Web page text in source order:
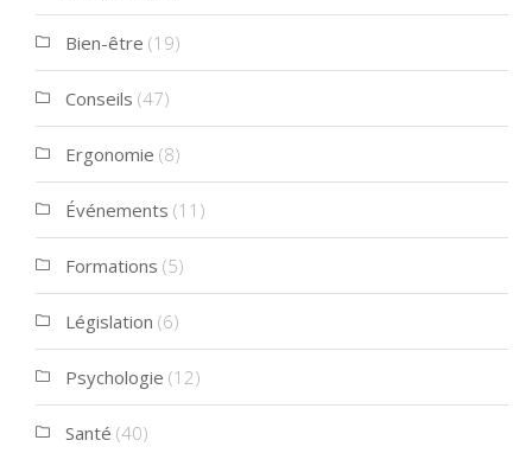
Bien-être (19)
Conseils (47)
Ergonomie (8)
Événements (11)
Formations (5)
Législation (6)
Psychologie (12)
Santé (40)